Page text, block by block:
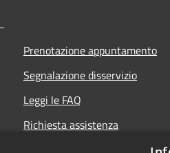
Prenotazione appuntamento
Segnalazione disservizio
Leggi le FAQ
Richiesta assistenza